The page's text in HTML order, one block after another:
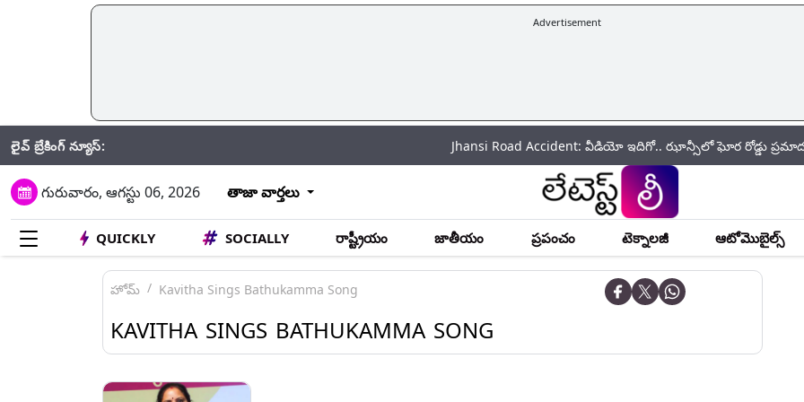
Advertisement
లైవ్ బ్రేకింగ్ న్యూస్: Jhansi Road Accident: వీడియో ఇదిగో.. ఝాన్సీలో ఘోర రోడ్డు ప్రమాదం..
గురువారం, ఆగస్టు 06, 2026 తాజా వార్తలు
QUICKLY SOCIALLY రాష్ట్రీయం జాతీయం ప్రపంచం టెక్నాలజీ ఆటోమొబైల్స్
హోమ్ Kavitha Sings Bathukamma Song
KAVITHA SINGS BATHUKAMMA SONG